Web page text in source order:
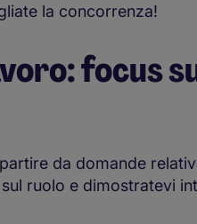
la concorrenza!
focus
da domande
ruolo e dimostratevi